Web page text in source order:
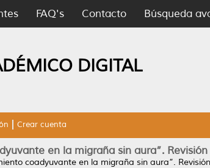
FAQ's Contacto Búsqueda
DIGITAL
Crear cuenta
en la migraña sin aura”.
coadyuvante en la migraña sin aura”.